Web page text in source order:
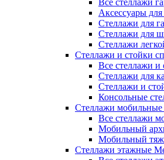
Все стеллажи
Аксессуары
Стеллажи для
Стеллажи для
Стеллажи
Стеллажи и стойки
Все стеллажи и
Стеллажи для
Стеллажи и
Консольные
Стеллажи
Все стеллажи
Мобильный
Мобильный
Стеллажи этажные